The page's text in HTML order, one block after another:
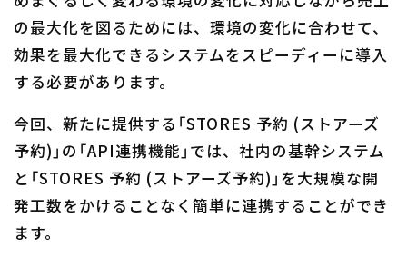
の最大化を図るためには、環境の変化に合わせて、
効果を最大化できるシステムをスピーディーに導入
する必要があります。
今回、新たに提供する「STORES 予約 (ストアーズ
予約)」の「API連携機能」では、社内の基幹システム
と「STORES 予約 (ストアーズ予約)」を大規模な開
発工数をかけることなく簡単に連携することができ
ます。